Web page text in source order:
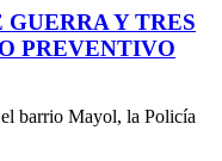
GUERRA Y TRES
PREVENTIVO
barrio Mayol, la Policía